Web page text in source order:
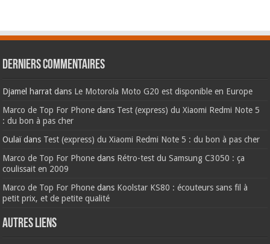
Derniers commentaires
Djamel harrat dans Le Motorola Moto G20 est disponible en Europe
Marco de Top For Phone dans Test (express) du Xiaomi Redmi Note 5
: du bon à pas cher
Oulaïdans Test (express) du Xiaomi Redmi Note 5 : du bon à pas cher
Marco de Top For Phone dans Rétro-test du Samsung C3050 : ça
coulissait en 2009
Marco de Top For Phone dans Koolstar KS80 : écouteurs sans fil à
petit prix, et de petite qualité
AUTRES LIENS